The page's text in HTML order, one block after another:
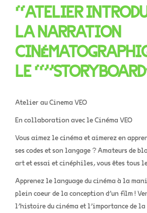
“ATELIER
LA NARRATION
LE
Atelier au Cinema VEO
En collaboration avec le Cinéma VEO
Vous aimez le cinéma et aimerez en
ses codes et son langage ? Amateurs de
art et essai et cinéphiles, vous êtes tous
Apprenez le language du cinéma à la
plein coeur de la conception d’un film !
l’histoire du cinéma et l’importance de la